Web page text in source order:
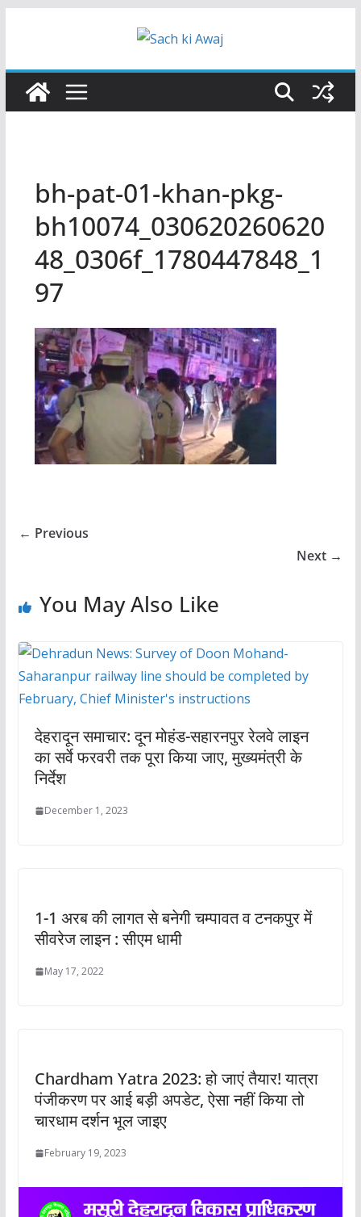
bh-pat-01-khan-pkg-
bh10074_030620260620
48_0306f_1780447848_1
97
← Previous
Next →
You May Also Like
देहरादून समाचार: दून मोहंड-सहारनपुर रेलवे लाइन
का सर्वे फरवरी तक पूरा किया जाए, मुख्यमंत्री के
निर्देश
December 1, 2023
1-1 अरब की लागत से बनेगी चम्पावत व टनकपुर में
सीवरेज लाइन : सीएम धामी
May 17, 2022
Chardham Yatra 2023: हो जाएं तैयार! यात्रा
पंजीकरण पर आई बड़ी अपडेट, ऐसा नहीं किया तो
चारधाम दर्शन भूल जाइए
February 19, 2023